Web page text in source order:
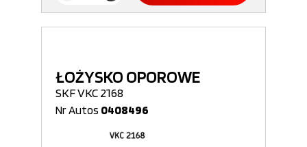
ŁOŻYSKO OPOROWE
SKF VKC 2168
Nr Autos 0408496